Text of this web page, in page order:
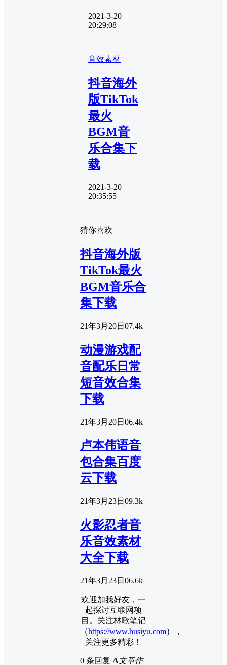
2021-3-20
20:29:08
音效素材
抖音海外
版TikTok
最火
BGM音
乐合集下
载
2021-3-20
20:35:55
猜你喜欢
抖音海外版
TikTok最火
BGM音乐合
集下载
21年3月20日 07.4k
动漫游戏配
音配乐日常
短音效合集
下载
21年3月20日 06.4k
卢本伟语音
包合集百度
云下载
21年3月23日 09.3k
火影忍者音
乐音效素材
大全下载
21年3月23日 06.6k
欢迎加我好友，一
起探讨互联网项
目。关注林歌笔记
（https://www.husiyu.com），
关注更多精彩！
0 条回复 A文章作